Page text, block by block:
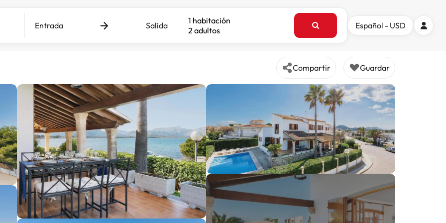
Entrada Salida
1 habitación
2 adultos
Español - USD
Compartir Guardar